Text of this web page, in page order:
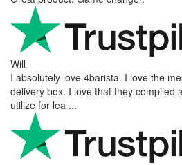
Will
I absolutely love 4barista. I love the
delivery box. I love that they compiled
utilize for lea ...